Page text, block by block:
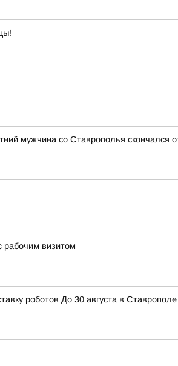
мужчина со Ставрополья скончался
рабочим визитом
роботов До 30 августа в Ставрополе